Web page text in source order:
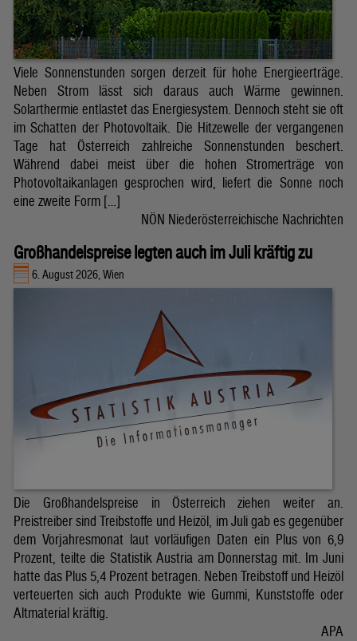
Viele Sonnenstunden sorgen derzeit für hohe Energieerträge.
Neben Strom lässt sich daraus auch Wärme gewinnen.
Solarthermie entlastet das Energiesystem. Dennoch steht sie oft
im Schatten der Photovoltaik. Die Hitzewelle der vergangenen
Tage hat Österreich zahlreiche Sonnenstunden beschert.
Während dabei meist über die hohen Stromerträge von
Photovoltaikanlagen gesprochen wird, liefert die Sonne noch
eine zweite Form […]
NÖN Niederösterreichische Nachrichten
Großhandelspreise legten auch im Juli kräftig zu
6. August 2026, Wien
Die Großhandelspreise in Österreich ziehen weiter an.
Preistreiber sind Treibstoffe und Heizöl, im Juli gab es gegenüber
dem Vorjahresmonat laut vorläufigen Daten ein Plus von 6,9
Prozent, teilte die Statistik Austria am Donnerstag mit. Im Juni
hatte das Plus 5,4 Prozent betragen. Neben Treibstoff und Heizöl
verteuerten sich auch Produkte wie Gummi, Kunststoffe oder
Altmaterial kräftig.
APA